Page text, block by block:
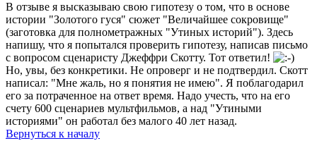
В отзыве я высказываю свою гипотезу о том, что в основе
истории "Золотого гуся" сюжет "Величайшее сокровище"
(заготовка для полнометражных "Утиных историй"). Здесь
напишу, что я попытался проверить гипотезу, написав письмо
с вопросом сценаристу Джеффри Скотту. Тот ответил!
Но, увы, без конкретики. Не опроверг и не подтвердил. Скотт
написал: "Мне жаль, но я понятия не имею". Я поблагодарил
его за потраченное на ответ время. Надо учесть, что на его
счету 600 сценариев мультфильмов, а над "Утиными
историями" он работал без малого 40 лет назад.
Вернуться к началу